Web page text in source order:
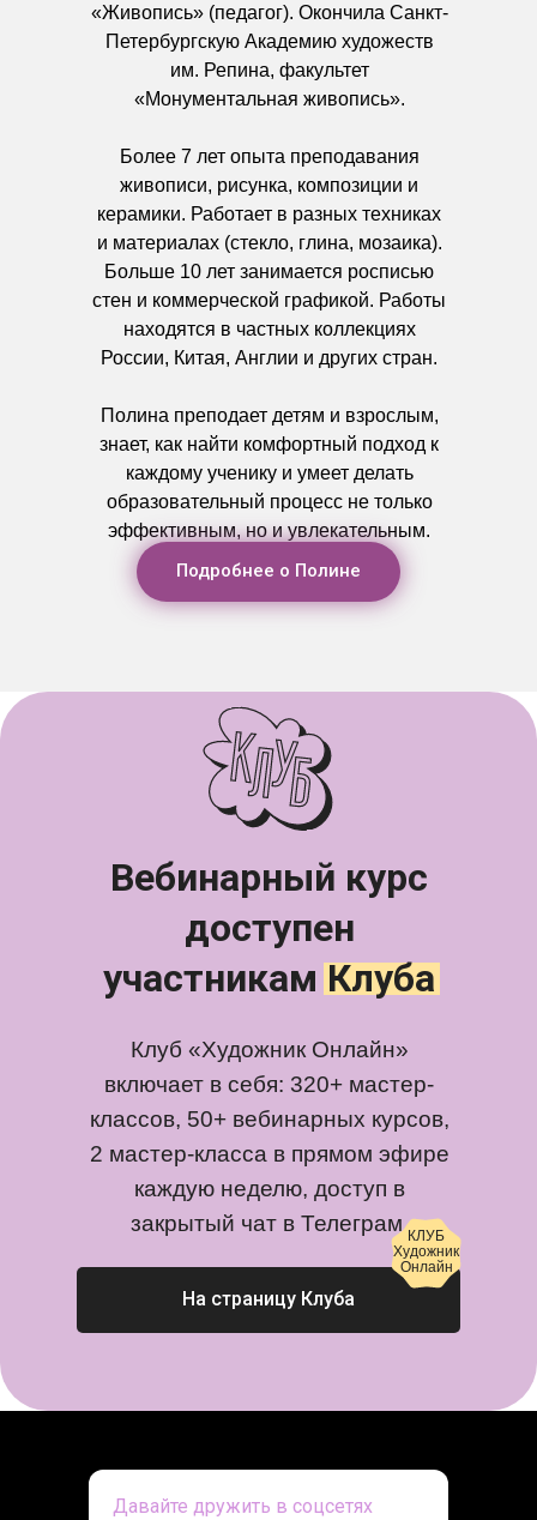
«Живопись» (педагог). Окончила Санкт-
Петербургскую Академию художеств
им. Репина, факультет
«Монументальная живопись».
Более 7 лет опыта преподавания
живописи, рисунка, композиции и
керамики. Работает в разных техниках
и материалах (стекло, глина, мозаика).
Больше 10 лет занимается росписью
стен и коммерческой графикой. Работы
находятся в частных коллекциях
России, Китая, Англии и других стран.
Полина преподает детям и взрослым,
знает, как найти комфортный подход к
каждому ученику и умеет делать
образовательный процесс не только
эффективным, но и увлекательным.
Подробнее о Полине
Вебинарный курс
доступен
участникам Клуба
Клуб «Художник Онлайн»
включает в себя: 320+ мастер-
классов, 50+ вебинарных курсов,
2 мастер-класса в прямом эфире
каждую неделю, доступ в
закрытый чат в Телеграм.
На страницу Клуба
КЛУБ
Художник
Онлайн
Давайте дружить в соцсетях